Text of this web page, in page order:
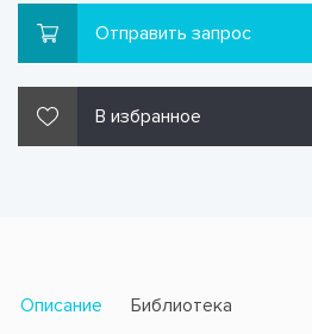
Отправить запрос
В избранное
Описание Библиотека